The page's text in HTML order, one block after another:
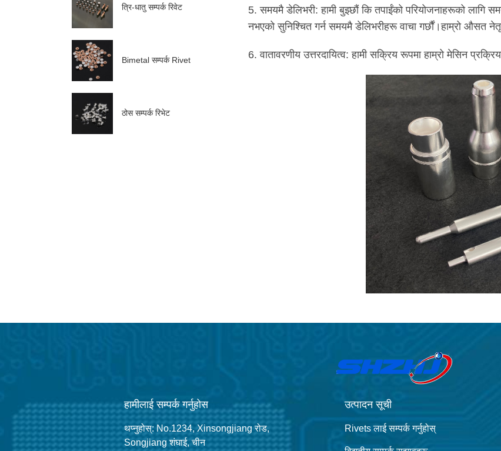
त्रि-धातु सम्पर्क रिवेट
Bimetal सम्पर्क Rivet
ठोस सम्पर्क रिभेट
5. समयमै डेलिभरी: हामी बुझ्छौं कि तपाईंको परियोजनाहरूको लागि
नभएको सुनिश्चित गर्न समयमै डेलिभरीहरू वाचा गर्छौं।हाम्रो औसत
6. वातावरणीय उत्तरदायित्व: हामी सक्रिय रूपमा हाम्रो मेसिन
हामीलाई सम्पर्क गर्नुहोस
थप्नुहोस्: No.1234, Xinsongjiang रोड,
Songjiang शंघाई, चीन
उत्पादन सूची
Rivets लाई सम्पर्क गर्नुहोस्